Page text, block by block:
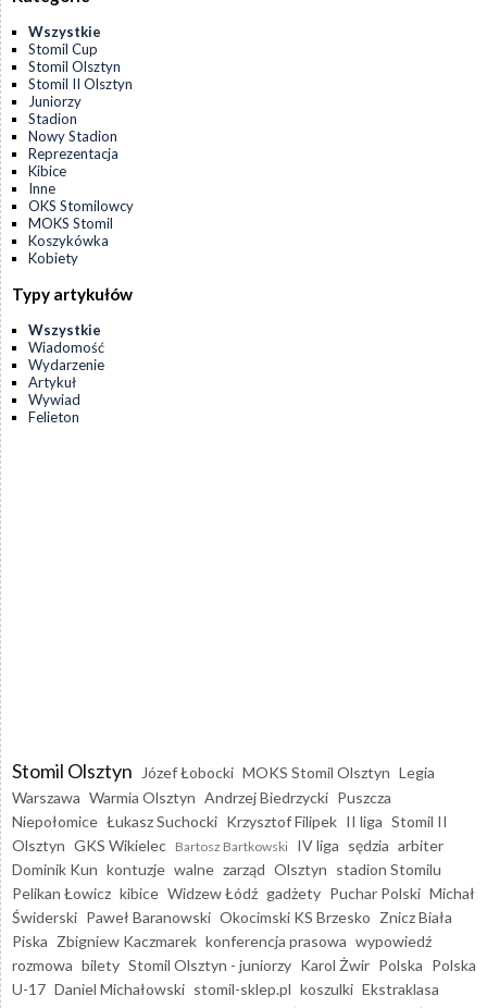
Wszystkie
Stomil Cup
Stomil Olsztyn
Stomil II Olsztyn
Juniorzy
Stadion
Nowy Stadion
Reprezentacja
Kibice
Inne
OKS Stomilowcy
MOKS Stomil
Koszykówka
Kobiety
Typy artykułów
Wszystkie
Wiadomość
Wydarzenie
Artykuł
Wywiad
Felieton
Stomil Olsztyn Józef Łobocki MOKS Stomil Olsztyn Legia
Warszawa Warmia Olsztyn Andrzej Biedrzycki Puszcza
Niepołomice Łukasz Suchocki Krzysztof Filipek II liga Stomil II
Olsztyn GKS Wikielec Bartosz Bartkowski IV liga sędzia arbiter
Dominik Kun kontuzje walne zarząd Olsztyn stadion Stomilu
Pelikan Łowicz kibice Widzew Łódź gadżety Puchar Polski Michał
Świderski Paweł Baranowski Okocimski KS Brzesko Znicz Biała
Piska Zbigniew Kaczmarek konferencja prasowa wypowiedź
rozmowa bilety Stomil Olsztyn - juniorzy Karol Żwir Polska Polska
U-17 Daniel Michałowski stomil-sklep.pl koszulki Ekstraklasa